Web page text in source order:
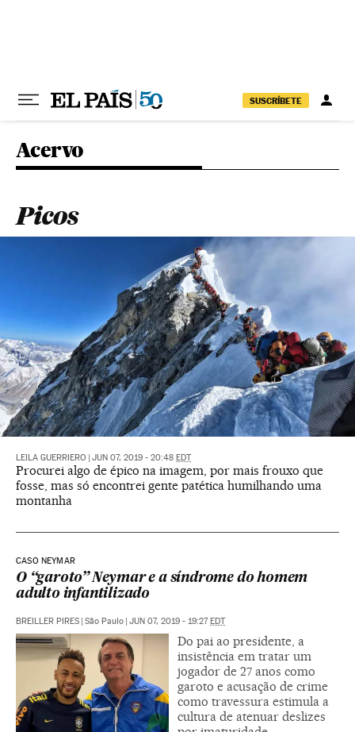
SUSCRÍBETE
Acervo
Picos
LEILA GUERRIERO JUN 07, 2019 - 20:48 EDT
Procurei algo de épico na imagem, por mais frouxo que
fosse, mas só encontrei gente patética humilhando uma
montanha
CASO NEYMAR
O “garoto” Neymar e a síndrome do homem
adulto infantilizado
BREILLER PIRES São Paulo JUN 07, 2019 - 19:27 EDT
Do pai ao presidente, a
insistência em tratar um
jogador de 27 anos como
garoto e acusação de crime
como travessura estimula a
cultura de atenuar deslizes